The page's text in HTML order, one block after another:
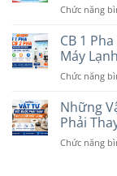
Chức năng
CB 1
Máy
Chức năng
Những
Phải
Chức năng